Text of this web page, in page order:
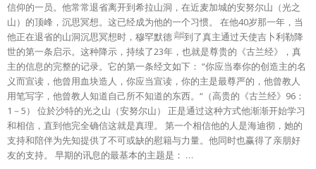
信仰的一员。他常常退省离开到希拉山洞，在近麦加城的安努尔山（光之
山）的顶峰，沉思冥想。这已经成为他的一个习惯。 在他40岁那一年，当
他正在退省的山洞沉思冥想时，穆罕默德 ﷺ到了真主通过天使吉卜利勒降
世的第一条启示。这种降示，持续了23年，也就是尊贵的《古兰经》，真
主的信息的完整的记录。它的第一条经文如下： “你应当奉你的创造主的名
义而宣读，他曾用血块造人，你应当宣读，你的主是最尊严的，他曾教人
用笔写字，他曾教人知道自己所不知道的东西。“（高贵的《古兰经》96：
1－5） 位於沙特的光之山（安努尔山） 正是通过这种方式他渐渐开始学习
和相信，直到他完全确信这就是真理。 第一个相信他的人是海迪彻，她的
支持和陪伴为先知提供了不可或缺的慰籍与力量。他同时也赢得了亲朋好
友的支持。 早期的讯息的最基本的主题是： …